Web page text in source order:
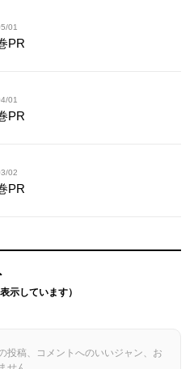
01
PR
01
PR
02
PR
示しています）
投稿、コメントへのいいジャン、お